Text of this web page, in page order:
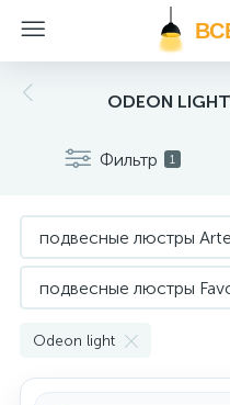
ODEON
Фильтр 1
подвесные люстры
подвесные люстры
подвесные люстры Freya
подвесные люстры
Odeon light